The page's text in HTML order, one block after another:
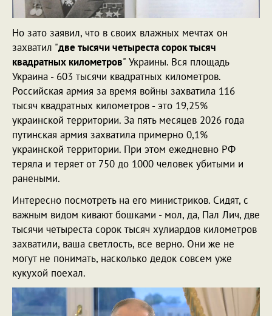
Но зато заявил, что в своих влажных мечтах он
захватил "две тысячи четыреста сорок тысяч
квадратных километров" Украины. Вся площадь
Украина - 603 тысячи квадратных километров.
Российская армия за время войны захватила 116
тысяч квадратных километров - это 19,25%
украинской территории. За пять месяцев 2026 года
путинская армия захватила примерно 0,1%
украинской территории. При этом ежедневно РФ
теряла и теряет от 750 до 1000 человек убитыми и
ранеными.
Интересно посмотреть на его министриков. Сидят, с
важным видом кивают бошками - мол, да, Пал Лич, две
тысячи четыреста сорок тысяч хулиардов километров
захватили, ваша светлость, все верно. Они же не
могут не понимать, насколько дедок совсем уже
кукухой поехал.